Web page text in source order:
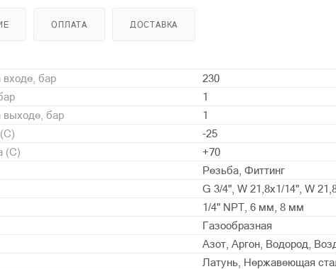
ОПЛАТА ДОСТАВКА
бар
230
1
выходе, бар
1
-25
(С)
+70
Резьба, Фиттинг
G 3/4", W 21,8x1/14", W
1/4" NPT, 6 мм, 8 мм
Газообразная
Азот, Аргон, Водород,
Латунь, Нержавеющая